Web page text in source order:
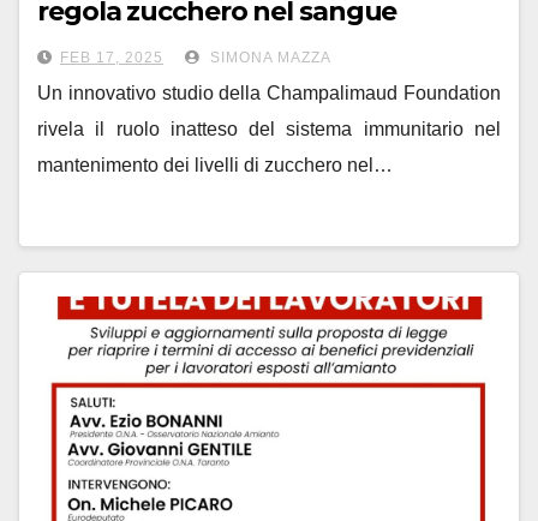
regola zucchero nel sangue
FEB 17, 2025 SIMONA MAZZA
Un innovativo studio della Champalimaud Foundation
rivela il ruolo inatteso del sistema immunitario nel
mantenimento dei livelli di zucchero nel…